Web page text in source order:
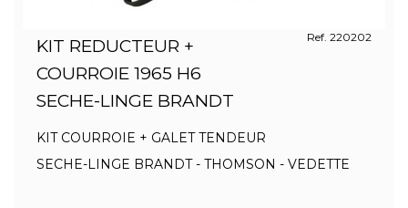
KIT REDUCTEUR +
COURROIE 1965 H6
SECHE-LINGE BRANDT
Ref. 220202
KIT COURROIE + GALET TENDEUR
SECHE-LINGE BRANDT - THOMSON - VEDETTE